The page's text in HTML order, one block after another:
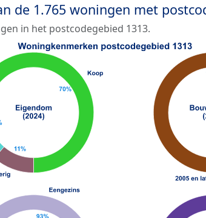
de 1.765 woningen met
in het postcodegebied 1313.